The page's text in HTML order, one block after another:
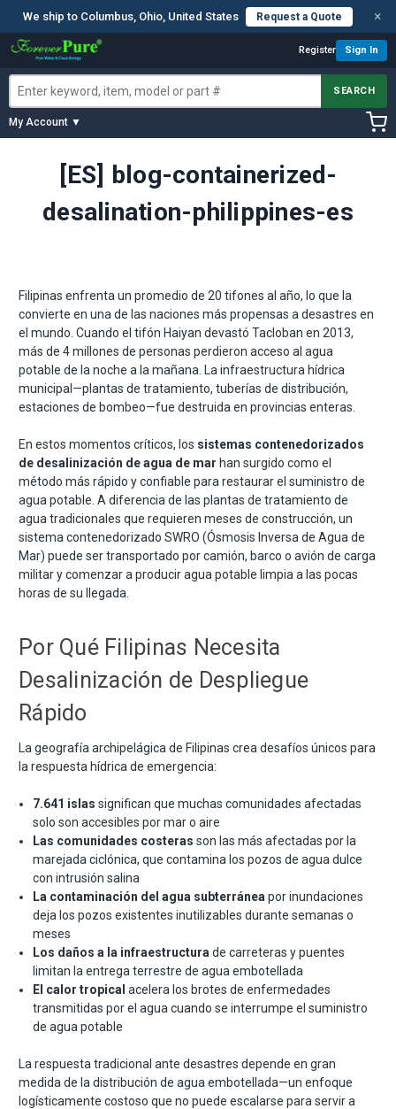
We ship to Columbus, Ohio, United States Request a Quote ×
Register Sign In
SEARCH
My Account ▼
[ES] blog-containerized-
desalination-philippines-es
Filipinas enfrenta un promedio de 20 tifones al año, lo que la
convierte en una de las naciones más propensas a desastres en
el mundo. Cuando el tifón Haiyan devastó Tacloban en 2013,
más de 4 millones de personas perdieron acceso al agua
potable de la noche a la mañana. La infraestructura hídrica
municipal—plantas de tratamiento, tuberías de distribución,
estaciones de bombeo—fue destruida en provincias enteras.
En estos momentos críticos, los sistemas contenedorizados
de desalinización de agua de mar han surgido como el
método más rápido y confiable para restaurar el suministro de
agua potable. A diferencia de las plantas de tratamiento de
agua tradicionales que requieren meses de construcción, un
sistema contenedorizado SWRO (Ósmosis Inversa de Agua de
Mar) puede ser transportado por camión, barco o avión de carga
militar y comenzar a producir agua potable limpia a las pocas
horas de su llegada.
Por Qué Filipinas Necesita
Desalinización de Despliegue
Rápido
La geografía archipelágica de Filipinas crea desafíos únicos para
la respuesta hídrica de emergencia:
7.641 islas significan que muchas comunidades afectadas
solo son accesibles por mar o aire
Las comunidades costeras son las más afectadas por la
marejada ciclónica, que contamina los pozos de agua dulce
con intrusión salina
La contaminación del agua subterránea por inundaciones
deja los pozos existentes inutilizables durante semanas o
meses
Los daños a la infraestructura de carreteras y puentes
limitan la entrega terrestre de agua embotellada
El calor tropical acelera los brotes de enfermedades
transmitidas por el agua cuando se interrumpe el suministro
de agua potable
La respuesta tradicional ante desastres depende en gran
medida de la distribución de agua embotellada—un enfoque
logísticamente costoso que no puede escalarse para servir a